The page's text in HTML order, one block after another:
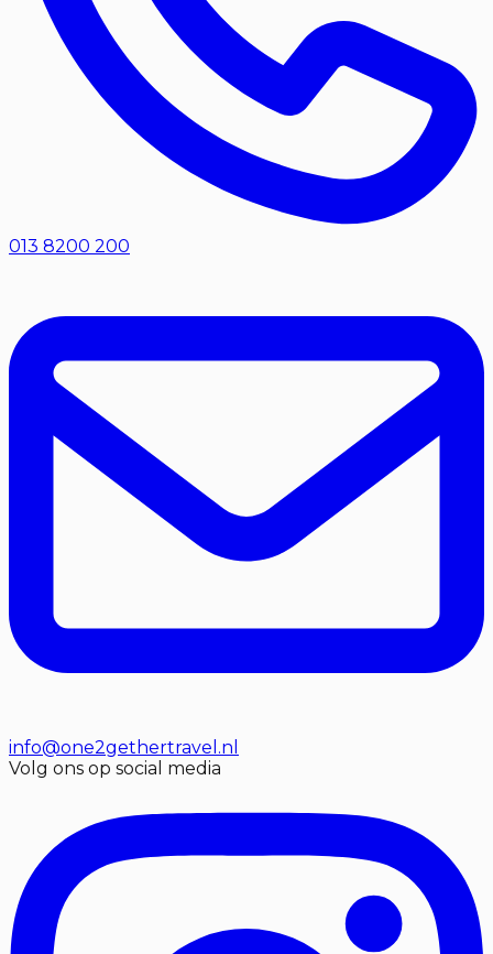
013 8200 200
info@one2gethertravel.nl
Volg ons op social media